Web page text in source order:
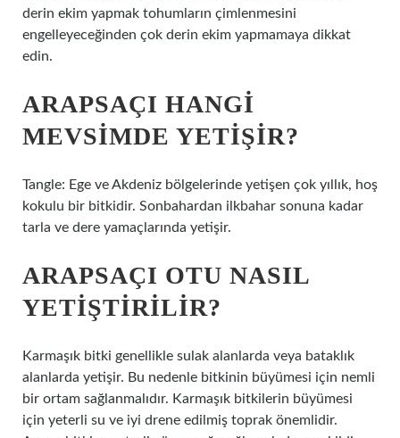
derin ekim yapmak tohumların çimlenmesini
engelleyeceğinden çok derin ekim yapmamaya dikkat
edin.
ARAPSAÇI HANGI
MEVSIMDE YETIŞIR?
Tangle: Ege ve Akdeniz bölgelerinde yetişen çok yıllık, hoş
kokulu bir bitkidir. Sonbahardan ilkbahar sonuna kadar
tarla ve dere yamaçlarında yetişir.
ARAPSAÇI OTU NASIL
YETIŞTIRILIR?
Karmaşık bitki genellikle sulak alanlarda veya bataklık
alanlarda yetişir. Bu nedenle bitkinin büyümesi için nemli
bir ortam sağlanmalıdır. Karmaşık bitkilerin büyümesi
için yeterli su ve iyi drene edilmiş toprak önemlidir.